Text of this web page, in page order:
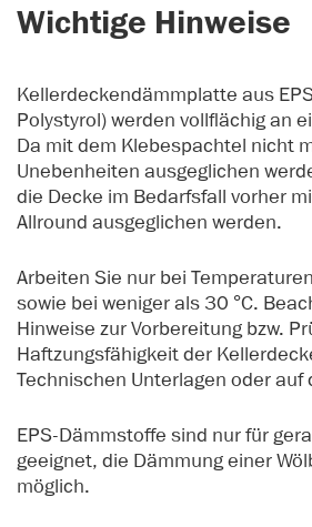
Wichtige Hinweise
Kellerdeckendämmplatte aus
Polystyrol) werden vollflächig an
Da mit dem Klebespachtel nicht
Unebenheiten ausgeglichen
die Decke im Bedarfsfall vorher
Allround ausgeglichen werden.
Arbeiten Sie nur bei
sowie bei weniger als 30 °C.
Hinweise zur Vorbereitung bzw.
Haftzungsfähigkeit der
Technischen Unterlagen oder auf
EPS-Dämmstoffe sind nur für
geeignet, die Dämmung einer
möglich.